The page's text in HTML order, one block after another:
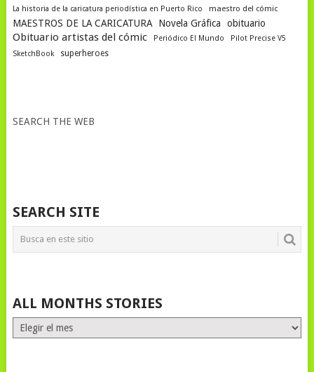
La historia de la caricatura periodística en Puerto Rico
maestro del cómic
MAESTROS DE LA CARICATURA Novela Gráfica obituario
Obituario artistas del cómic Periódico El Mundo
Pilot Precise V5
SketchBook
superheroes
SEARCH THE WEB
SEARCH SITE
ALL MONTHS STORIES
ALL
MONTHS